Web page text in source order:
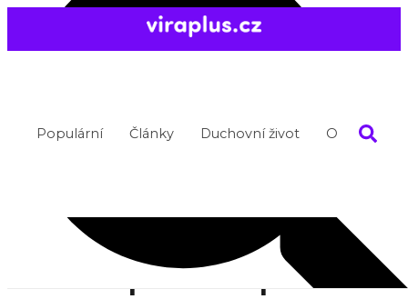
Populární Články Duchovní život O nás
verca pred kapli